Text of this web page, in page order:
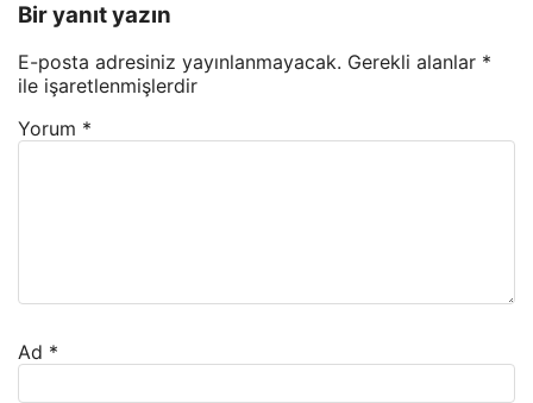
Bir yanıt yazın
E-posta adresiniz yayınlanmayacak. Gerekli alanlar *
ile işaretlenmişlerdir
Yorum *
Ad *